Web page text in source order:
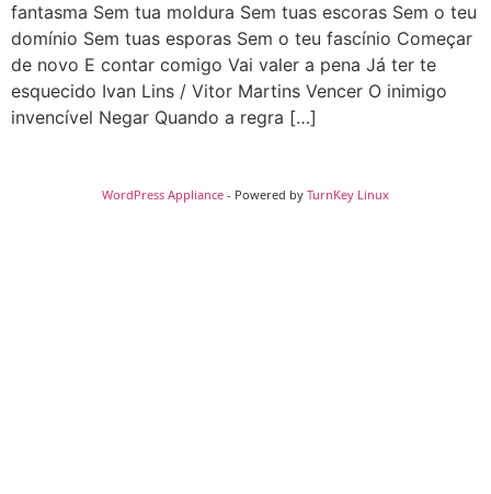
fantasma Sem tua moldura Sem tuas escoras Sem o teu
domínio Sem tuas esporas Sem o teu fascínio Começar
de novo E contar comigo Vai valer a pena Já ter te
esquecido Ivan Lins / Vitor Martins Vencer O inimigo
invencível Negar Quando a regra […]
WordPress Appliance - Powered by TurnKey Linux